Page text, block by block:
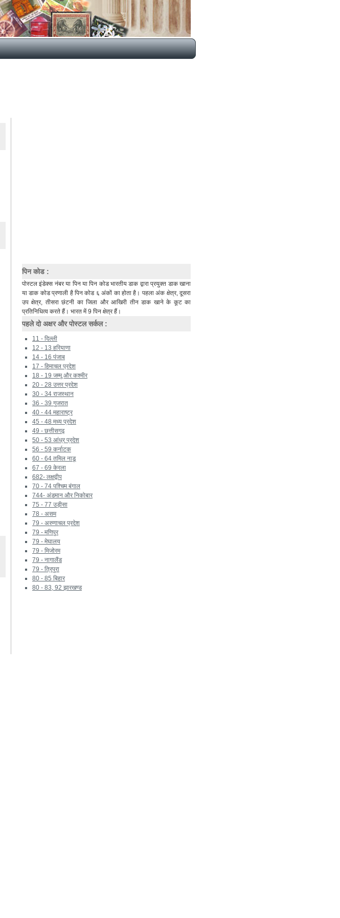
पिन कोड :
पोस्टल इंडेक्स नंबर या पिन या पिन कोड भारतीय डाक द्वारा प्रयुक्त डाक खाना
या डाक कोड प्रणाली है पिन कोड ६ अंकों का होता है। पहला अंक क्षेत्र, दूसरा
उप क्षेत्र, तीसरा छंटनी का जिला और आखिरी तीन डाक खाने के कूट का
प्रतिनिधित्व करते हैं। भारत में 9 पिन क्षेत्र हैं।
पहले दो अक्षर और पोस्टल सर्कल :
11 - दिल्ली
12 - 13 हरियाणा
14 - 16 पंजाब
17 - हिमाचल प्रदेश
18 - 19 जम्मू और कश्मीर
20 - 28 उत्तर प्रदेश
30 - 34 राजस्थान
36 - 39 गुजरात
40 - 44 महाराष्ट्र
45 - 48 मध्य प्रदेश
49 - छत्तीसगढ़
50 - 53 आंध्र प्रदेश
56 - 59 कर्नाटक
60 - 64 तमिल नाडू
67 - 69 केरला
682- लक्षद्वीप
70 - 74 पश्चिम बंगाल
744- अंडमान और निकोबार
75 - 77 उड़ीसा
78 - असम
79 - अरुणाचल प्रदेश
79 - मणिपुर
79 - मेघालय
79 - मिजोरम
79 - नागालैंड
79 - त्रिपुरा
80 - 85 बिहार
80 - 83, 92 झारखण्ड